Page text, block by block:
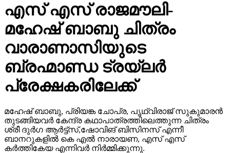
എസ് എസ് രാജമൗലി-
മഹേഷ് ബാബു ചിത്രം
വാരാണാസിയുടെ
ബ്രഹ്മാണ്ഡ ട്രയ്ലർ
പ്രേക്ഷകരിലേക്ക്
മഹേഷ് ബാബു, പ്രിയങ്ക ചോപ്ര, പൃഥ്വിരാജ് സുകുമാരൻ
തുടങ്ങിയവർ കേന്ദ്ര കഥാപാത്രത്തിലെത്തുന്ന ചിത്രം
ശ്രീ ദുർഗ ആർട്ട്സ്,ഷോവിങ് ബിസിനസ് എന്നീ
ബാനറുകളിൽ കെ എൽ നാരായണ, എസ് എസ്
കർത്തികേയ എന്നിവർ നിർമ്മിക്കുന്നു.